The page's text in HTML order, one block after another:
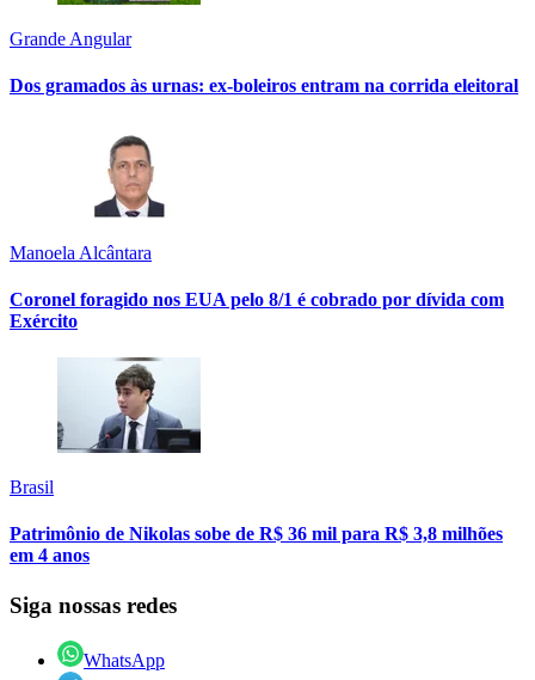
Grande Angular
Dos gramados às urnas: ex-boleiros entram na corrida eleitoral
Manoela Alcântara
Coronel foragido nos EUA pelo 8/1 é cobrado por dívida com
Exército
Brasil
Patrimônio de Nikolas sobe de R$ 36 mil para R$ 3,8 milhões
em 4 anos
Siga nossas redes
WhatsApp